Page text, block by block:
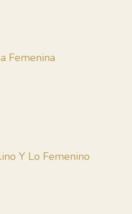
Femenina
Y Lo Femenino